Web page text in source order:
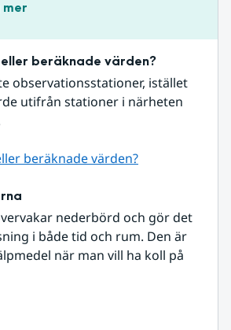
beräknade värden?
observationsstationer, istället
utifrån stationer i närheten
beräknade värden?
nederbörd och gör det
i både tid och rum. Den är
när man vill ha koll på